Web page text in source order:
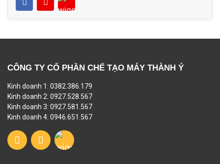
CÔNG TY CỔ PHẦN CHẾ TẠO MÁY THÀNH Ý
Kinh doanh 1: 0382.386.179
Kinh doanh 2: 0927.528.567
Kinh doanh 3: 0927.581.567
Kinh doanh 4: 0946.651.567